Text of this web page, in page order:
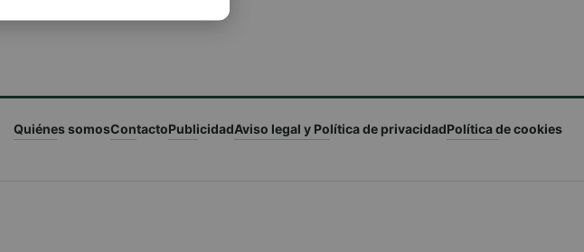
Quiénes somosContactoPublicidadAviso legal y Política de privacidadPolítica de cookies